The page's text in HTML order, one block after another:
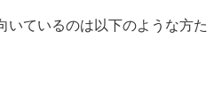
いているのは以下のような方た